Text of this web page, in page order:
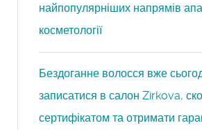
найпопулярніших напрямів
косметології
Бездоганне волосся вже
записатися в салон Zirkova,
сертифікатом та отримати